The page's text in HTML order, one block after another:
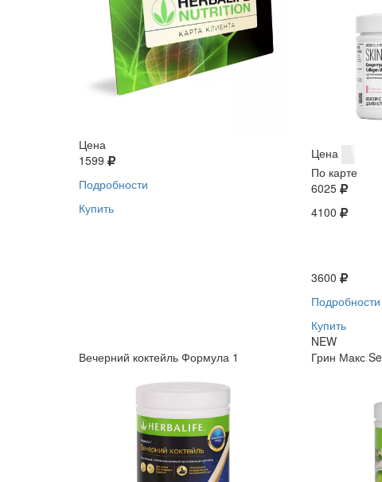
Цена
1599
Подробности
Купить
Цена
По карте
6025
4100
3600
Подробности
Купить
NEW
Вечерний коктейль Формула 1 Грин Макс